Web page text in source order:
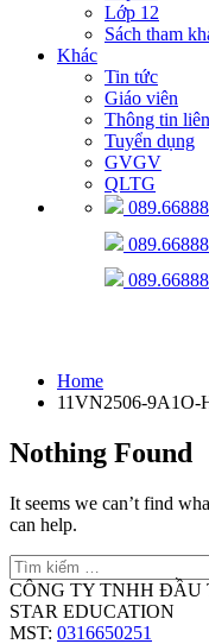
Lớp 12
Sách tham
Khác
Tin tức
Giáo viên
Thông tin
Tuyển dụng
GVGV
QLTG
Home
11VN2506-9A1O-
Nothing Found
It seems we can’t find
can help.
Tìm
kiếm
cho:
CÔNG TY TNHH ĐẦU
STAR EDUCATION
MST: 0316650251